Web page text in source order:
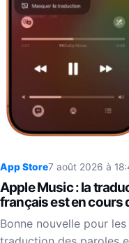
App Store7 août 2026 à
Apple Music : la
français est en cours
Bonne nouvelle pour